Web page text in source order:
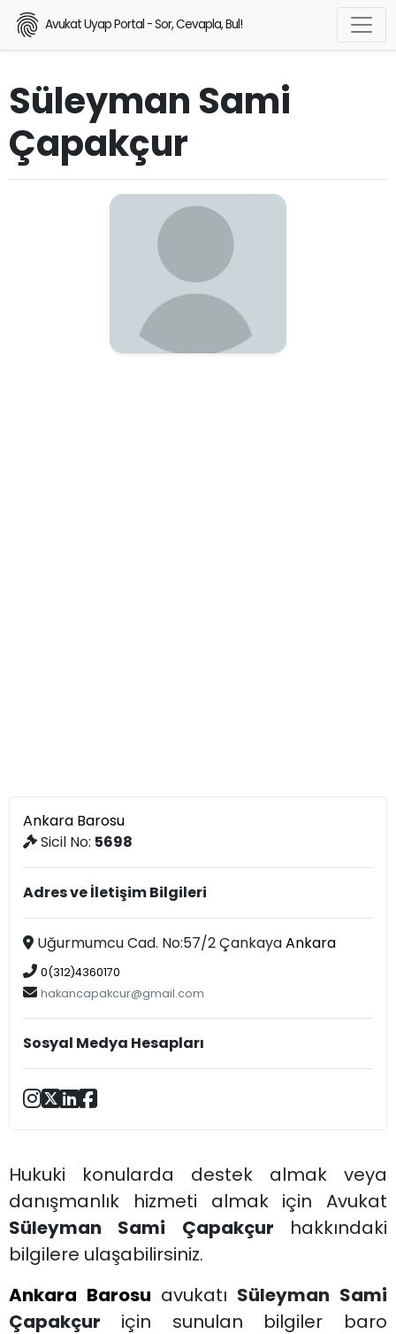
Avukat Uyap Portal - Sor, Cevapla, Bul!
Süleyman Sami
Çapakçur
Ankara Barosu
Sicil No: 5698
Adres ve İletişim Bilgileri
Uğurmumcu Cad. No:57/2 ÇankayaAnkara
0(312)4360170
hakancapakcur@gmail.com
Sosyal Medya Hesapları
Hukuki konularda destek almak veya
danışmanlık hizmeti almak için Avukat
Süleyman Sami Çapakçur hakkındaki
bilgilere ulaşabilirsiniz.
Ankara Barosu avukatı Süleyman Sami
Çapakçur için sunulan bilgiler baro